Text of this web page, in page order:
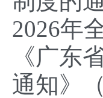
2026年
《广东
通知》